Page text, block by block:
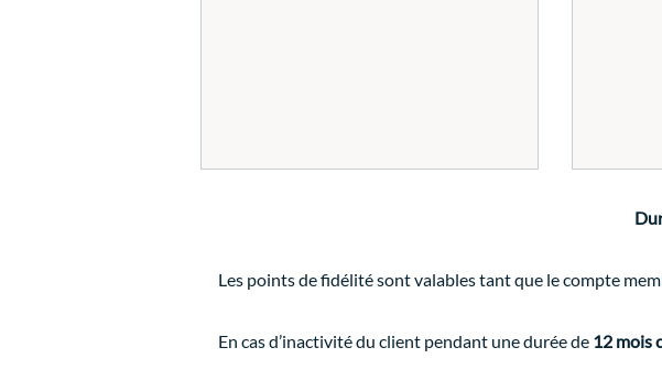
Les points de fidélité sont valables tant que le compte
En cas d’inactivité du client pendant une durée de 12 mois